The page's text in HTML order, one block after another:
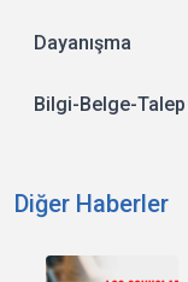
Dayanışma
Bilgi-Belge-Talep
Diğer Haberler